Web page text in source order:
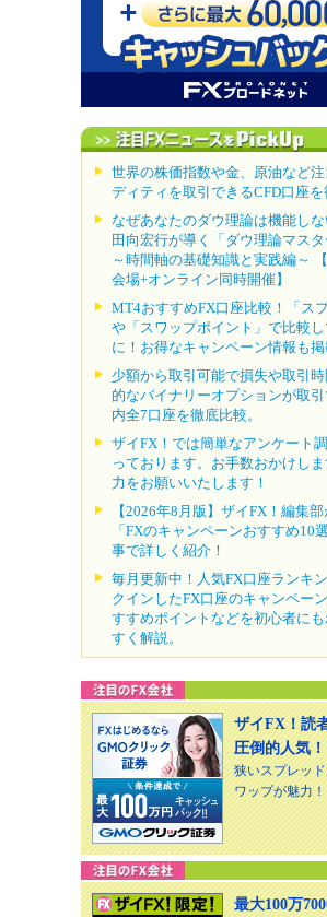
世界の株価指数や金、原油など
ディティを取引できるCFD口座を
なぜあなたのダウ理論は機能しな
田向宏行が導く「ダウ理論マスタ
～時間軸の基礎知識と実践編～ 【
会場+オンライン同時開催】
MT4おすすめFX口座比較！「スプ
や「スワップポイント」で比較
に！お得なキャンペーン情報も掲
少額から取引可能で損失や取引
的なバイナリーオプションが取引
内全7口座を徹底比較。
ザイFX！では簡単なアンケート
っております。お手数おかけし
力をお願いいたします！
【2026年8月版】ザイFX！編集
「FXのキャンペーンおすすめ10
事で詳しく紹介！
毎月更新中！人気FX口座ランキ
クインしたFX口座のキャンペー
すすめポイントなどを初心者に
すく解説。
ザイFX！読
圧倒的人気！
狭いスプレッ
ワップが魅力！
最大100万